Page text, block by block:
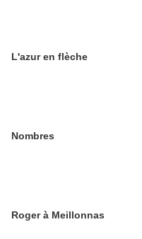
L'azur en flèche
Nombres
Roger à Meillonnas